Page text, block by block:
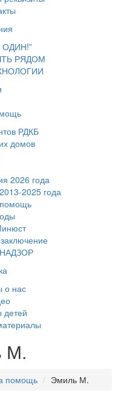
ОДИН!”
РЯДОМ
РДКБ
домов
2026 года
2025 года
о нас
детей
М.
помощь Эмиль М.